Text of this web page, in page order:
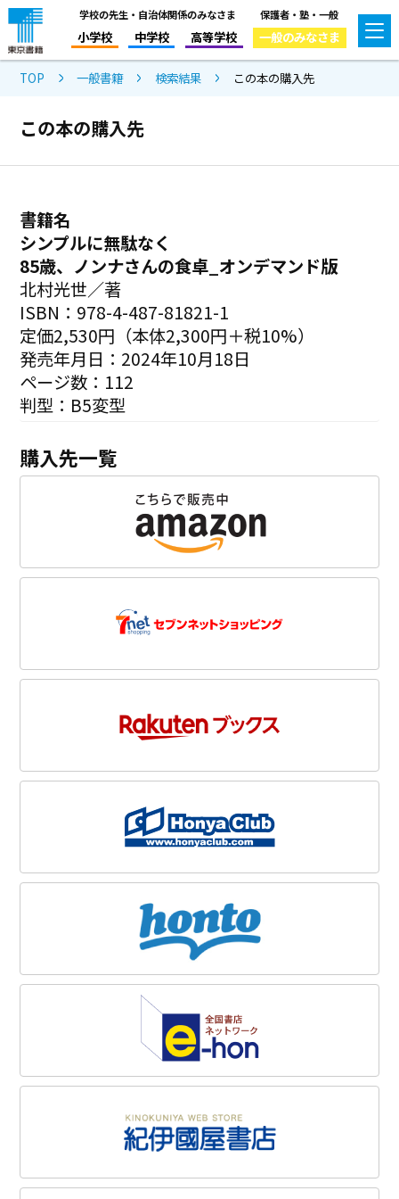
学校の先生・自治体関係のみなさま
小学校 中学校 高等学校
保護者・塾・一般
一般のみなさま
TOP 一般書籍 検索結果 この本の購入先
この本の購入先
書籍名
シンプルに無駄なく
85歳、ノンナさんの食卓_オンデマンド版
北村光世／著
ISBN：978-4-487-81821-1
定価2,530円（本体2,300円＋税10%）
発売年月日：2024年10月18日
ページ数：112
判型：B5変型
購入先一覧